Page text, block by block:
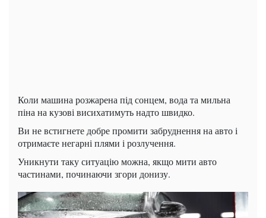
Коли машина розжарена під сонцем, вода та мильна
піна на кузові висихатимуть надто швидко.
Ви не встигнете добре промити забруднення на авто і
отримаєте негарні плями і розлучення.
Уникнути таку ситуацію можна, якщо мити авто
частинами, починаючи згори донизу.